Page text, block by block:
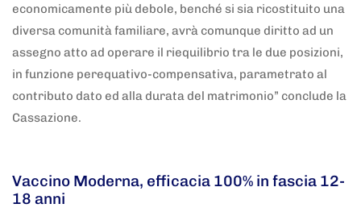
economicamente più debole, benché si sia ricostituito una
diversa comunità familiare, avrà comunque diritto ad un
assegno atto ad operare il riequilibrio tra le due posizioni,
in funzione perequativo-compensativa, parametrato al
contributo dato ed alla durata del matrimonio” conclude la
Cassazione.
Vaccino Moderna, efficacia 100% in fascia 12-
18 anni